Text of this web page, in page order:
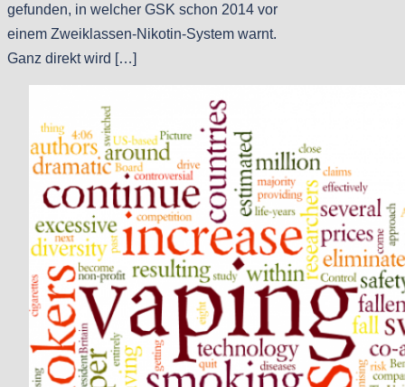
gefunden, in welcher GSK schon 2014 vor
einem Zweiklassen-Nikotin-System warnt.
Ganz direkt wird […]